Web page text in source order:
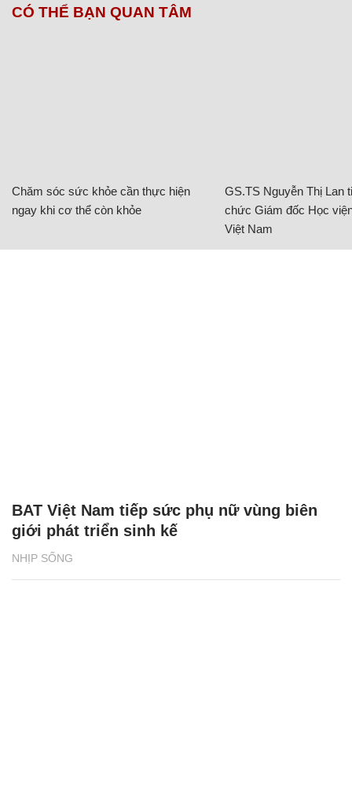
CÓ THỂ BẠN QUAN TÂM
Chăm sóc sức khỏe cần thực hiện
ngay khi cơ thể còn khỏe
GS.TS Nguyễn Thị Lan
chức Giám đốc Học
Việt Nam
NHỊP SỐNG
BAT Việt Nam tiếp sức phụ nữ vùng biên
giới phát triển sinh kế